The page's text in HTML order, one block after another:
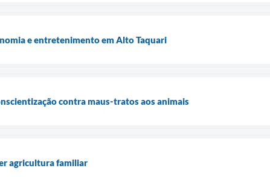
e entretenimento em Alto Taquari
contra maus-tratos aos animais
agricultura familiar